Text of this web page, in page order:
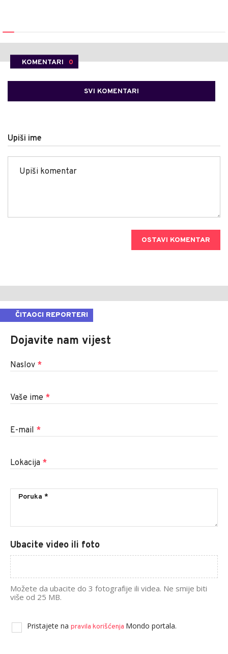
KOMENTARI 0
SVI KOMENTARI
Upiši ime
OSTAVI KOMENTAR
ČITAOCI REPORTERI
Dojavite nam vijest
Naslov *
Vaše ime *
E-mail *
Lokacija *
Ubacite video ili foto
Možete da ubacite do 3 fotografije ili videa. Ne smije biti
više od 25 MB.
Pristajete na pravila korišćenja Mondo portala.